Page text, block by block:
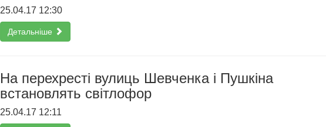
25.04.17 12:30
Детальніше
На перехресті вулиць Шевченка і Пушкіна
встановлять світлофор
25.04.17 12:11